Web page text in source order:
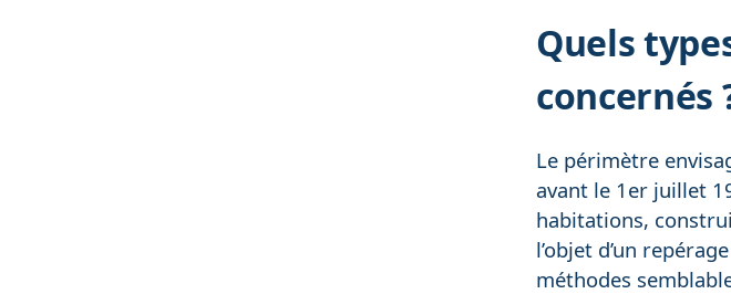
Quels
concernés
Le périmètre
avant le 1er juillet
habitations,
l’objet d’un
méthodes